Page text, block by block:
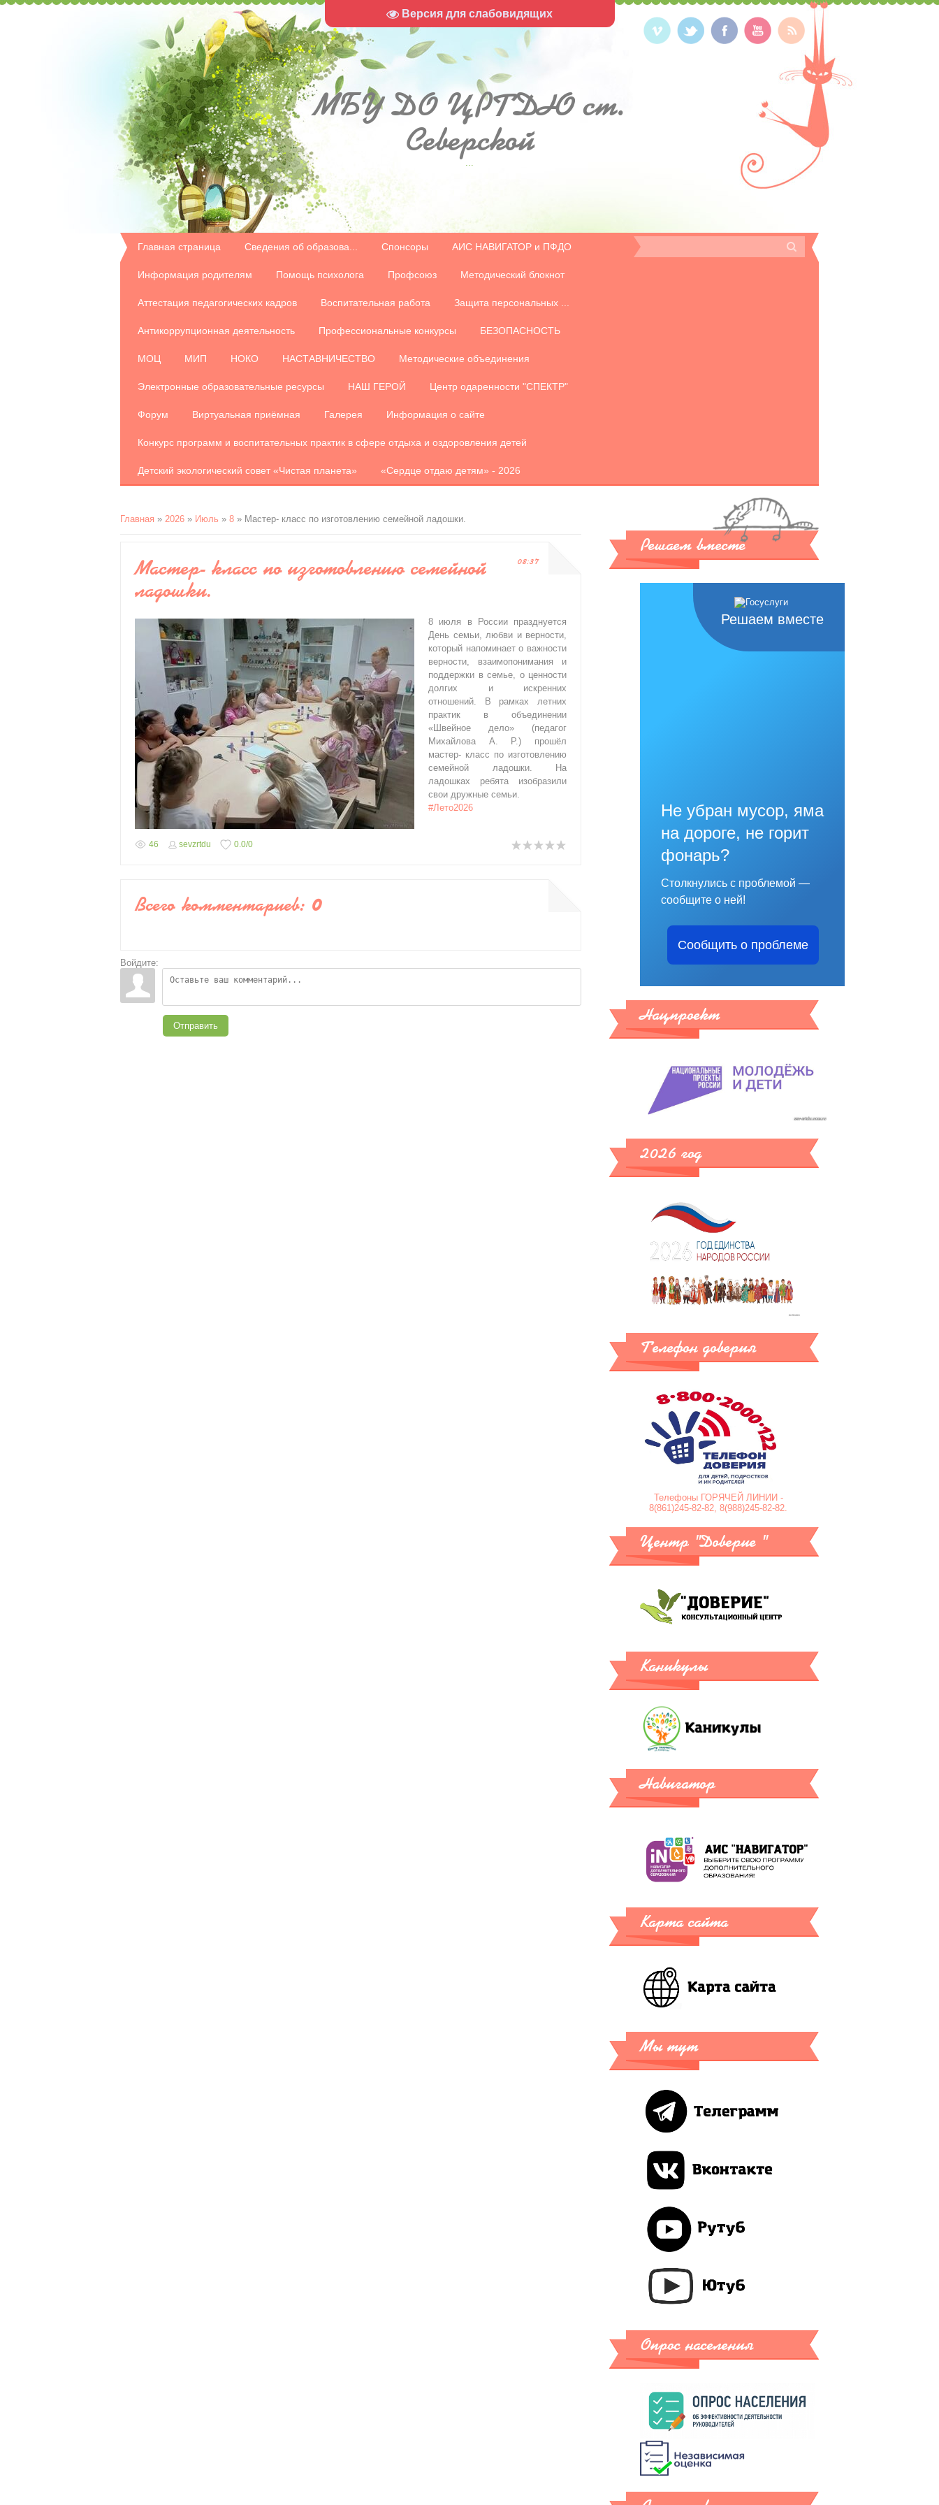
Версия для слабовидящих
МБУДО ЦРТДЮ ст.
Северской
...
Главная страница Сведения об образова... Спонсоры АИС НАВИГАТОР и ПФДО
Информация родителям Помощь психолога Профсоюз Методический блокнот
Аттестация педагогических кадров Воспитательная работа Защита персональных ...
Антикоррупционная деятельность Профессиональные конкурсы БЕЗОПАСНОСТЬ
МОЦ МИП НОКО НАСТАВНИЧЕСТВО Методические объединения
Электронные образовательные ресурсы НАШ ГЕРОЙ Центр одаренности "СПЕКТР"
Форум Виртуальная приёмная Галерея Информация о сайте
Конкурс программ и воспитательных практик в сфере отдыха и оздоровления детей
Детский экологический совет «Чистая планета» «Сердце отдаю детям» - 2026
Главная » 2026 » Июль » 8 » Мастер- класс по изготовлению семейной ладошки.
08:37
Мастер- класс по изготовлению семейной
ладошки.
8 июля в России празднуется
День семьи, любви и верности,
который напоминает о важности
верности, взаимопонимания и
поддержки в семье, о ценности
долгих и искренних
отношений. В рамках летних
практик в объединении
«Швейное дело» (педагог
Михайлова А. Р.) прошёл
мастер- класс по изготовлению
семейной ладошки. На
ладошках ребята изобразили
свои дружные семьи.
#Лето2026
46 sevzrtdu 0.0/0
Всего комментариев: 0
Войдите:
Отправить
Решаем вместе
Решаем вместе
Не убран мусор, яма
на дороге, не горит
фонарь?
Столкнулись с проблемой —
сообщите о ней!
Сообщить о проблеме
Нацпроект
2026 год
Телефон доверия
Телефоны ГОРЯЧЕЙ ЛИНИИ -
8(861)245-82-82, 8(988)245-82-82.
Центр "Доверие "
Каникулы
Навигатор
Карта сайта
Мы тут
Опрос населения